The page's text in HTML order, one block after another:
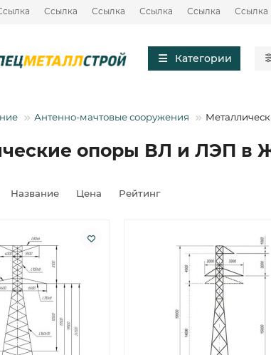
Ссылка Ссылка Ссылка Ссылка Ссылка
Категории
Антенно-мачтовые сооружения
опоры ВЛ и ЛЭП в
Название Цена Рейтинг